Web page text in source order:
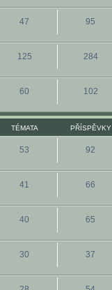
47 95
125 284
60 102
TÉMATA PŘÍSPĚVKY
53 92
41 66
40 65
30 37